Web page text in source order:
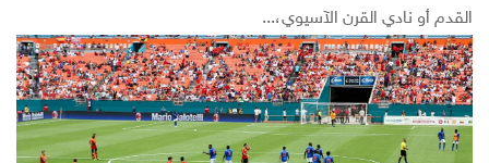
القدم أو نادي القرن الآسيوي،...